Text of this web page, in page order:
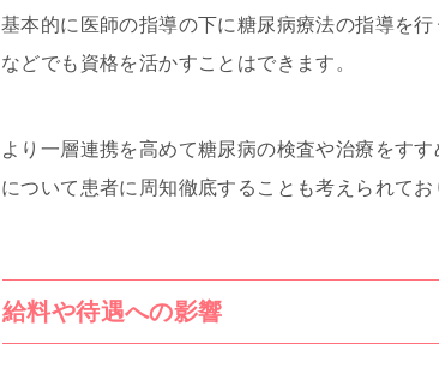
基本的に医師の指導の下に糖尿病療法の指導を
などでも資格を活かすことはできます。
より一層連携を高めて糖尿病の検査や治療をす
について患者に周知徹底することも考えられて
給料や待遇への影響